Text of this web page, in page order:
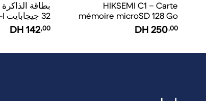
HIKSEMI C1 – Carte
mémoire microSD 128 Go
v30
250,00
32 جيجابايت SDXC UHS-I
142,00